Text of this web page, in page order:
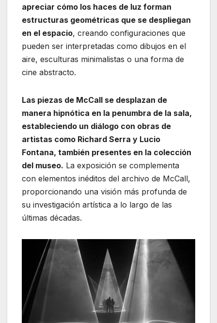
apreciar cómo los haces de luz forman
estructuras geométricas que se despliegan
en el espacio, creando configuraciones que
pueden ser interpretadas como dibujos en el
aire, esculturas minimalistas o una forma de
cine abstracto.
Las piezas de McCall se desplazan de
manera hipnótica en la penumbra de la sala,
estableciendo un diálogo con obras de
artistas como Richard Serra y Lucio
Fontana, también presentes en la colección
del museo. La exposición se complementa
con elementos inéditos del archivo de McCall,
proporcionando una visión más profunda de
su investigación artística a lo largo de las
últimas décadas.